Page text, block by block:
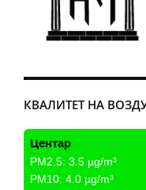
КВАЛИТЕТ НА
Центар
PM2.5: 3.5 µg/m³
PM10: 4.0 µg/m³